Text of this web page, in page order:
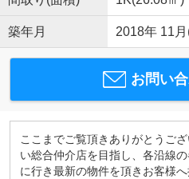
築年月 2018年 11
お問い
ここまでご覧頂きありがとうご
い総合仲介店を目指し、各沿線
に行き最新の物件を頂きお客様